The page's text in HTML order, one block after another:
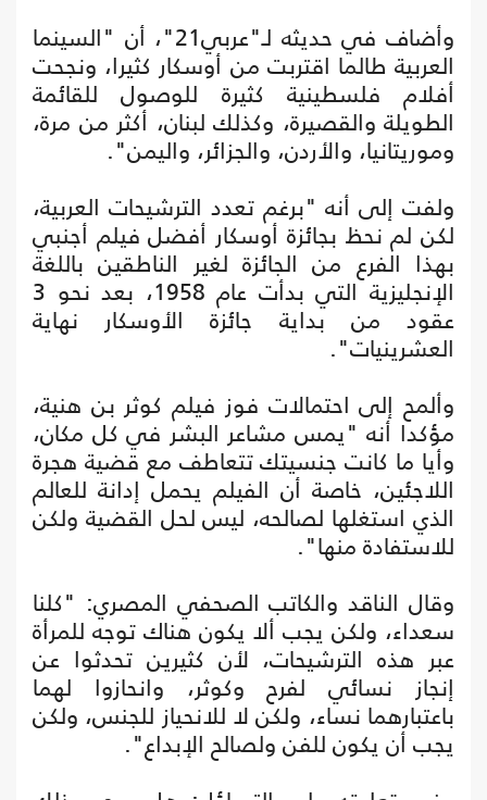
وأضاف في حديثه لـ"عربي21"، أن "السينما
العربية طالما اقتربت من أوسكار كثيرا، ونجحت
أفلام فلسطينية كثيرة للوصول للقائمة
الطويلة والقصيرة، وكذلك لبنان، أكثر من مرة،
وموريتانيا، والأردن، والجزائر، واليمن".
ولفت إلى أنه "برغم تعدد الترشيحات العربية،
لكن لم نحظ بجائزة أوسكار أفضل فيلم أجنبي
بهذا الفرع من الجائزة لغير الناطقين باللغة
الإنجليزية التي بدأت عام 1958، بعد نحو 3
عقود من بداية جائزة الأوسكار نهاية
العشرينيات".
وألمح إلى احتمالات فوز فيلم كوثر بن هنية،
مؤكدا أنه "يمس مشاعر البشر في كل مكان،
وأيا ما كانت جنسيتك تتعاطف مع قضية هجرة
اللاجئين، خاصة أن الفيلم يحمل إدانة للعالم
الذي استغلها لصالحه، ليس لحل القضية ولكن
للاستفادة منها".
وقال الناقد والكاتب الصحفي المصري: "كلنا
سعداء، ولكن يجب ألا يكون هناك توجه للمرأة
عبر هذه الترشيحات، لأن كثيرين تحدثوا عن
إنجاز نسائي لفرح وكوثر، وانحازوا لهما
باعتبارهما نساء، ولكن لا للانحياز للجنس، ولكن
يجب أن يكون للفن ولصالح الإبداع".